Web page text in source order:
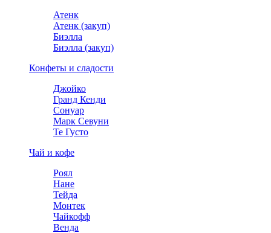
Атенк
Атенк (закуп)
Биэлла
Биэлла (закуп)
Конфеты и сладости
Джойко
Гранд Кенди
Сонуар
Марк Севуни
Те Густо
Чай и кофе
Роял
Нане
Тейда
Монтек
Чайкофф
Венда